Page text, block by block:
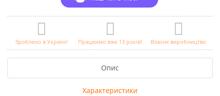
Зроблено в Україні! Працюємо вже 13 років! Власне виробництво
Опис
Характеристики